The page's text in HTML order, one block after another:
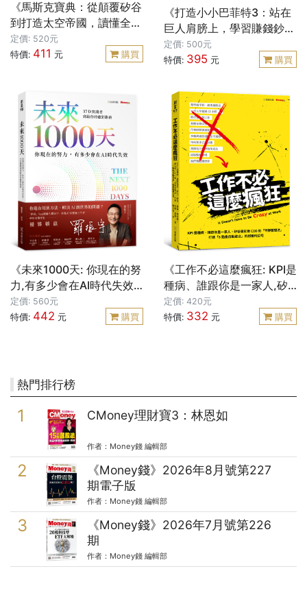
《馬斯克寶典：從顛覆矽谷
到打造太空帝國，讀懂全球
首富20年極限思維》
定價: 520元
特價: 411 元 購買
《打造小小巴菲特3：站在
巨人肩膀上，學習賺錢鈔能
力》
定價: 500元
特價: 395 元 購買
《未來1000天: 你現在的努
力,有多少會在AI時代失效?
37位實踐者寫給你的應對
指南》
定價: 560元
特價: 442 元 購買
《工作不必這麼瘋狂: KPI是
種病、誰跟你是一家人,矽
谷最反骨CEO的「平靜管理
法」打造「5點後自動登
定價: 420元
特價: 332 元 購買
熱門排行榜
CMoney理財寶3：林恩如
作者：Money錢 編輯部
《Money錢》2026年8月號第227
期電子版
作者：Money錢 編輯部
《Money錢》2026年7月號第226
期
作者：Money錢 編輯部